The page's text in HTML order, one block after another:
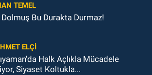
TEMEL
Dolmuş Bu Durakta Durmaz!
ELÇI
Halk Açlıkla Mücadele
Siyaset Koltukla...